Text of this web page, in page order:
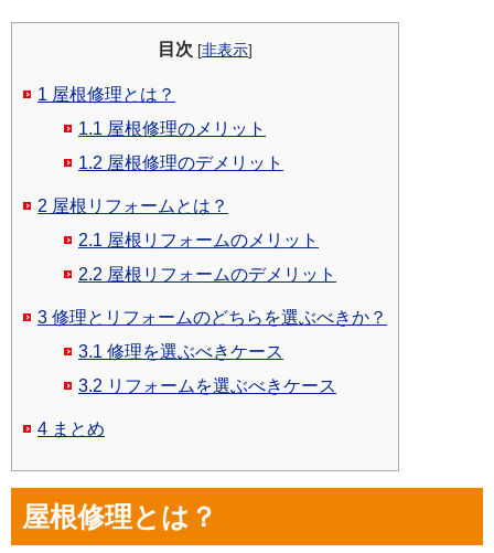
目次 [非表示]
1 屋根修理とは？
1.1 屋根修理のメリット
1.2 屋根修理のデメリット
2 屋根リフォームとは？
2.1 屋根リフォームのメリット
2.2 屋根リフォームのデメリット
3 修理とリフォームのどちらを選ぶべきか？
3.1 修理を選ぶべきケース
3.2 リフォームを選ぶべきケース
4 まとめ
屋根修理とは？